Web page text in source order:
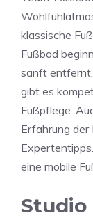
klassische
Fußbad
sanft
gibt es
Fußpflege.
Erfahrung der
eine mobile
Studio